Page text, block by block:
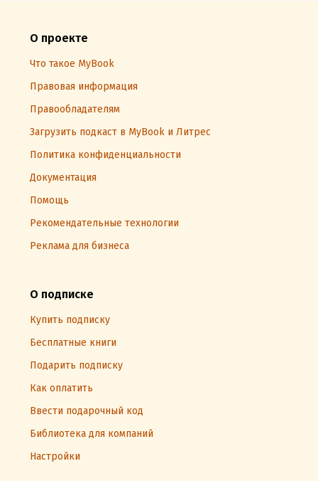
О проекте
Что такое MyBook
Правовая информация
Правообладателям
Загрузить подкаст в MyBook и Литрес
Политика конфиденциальности
Документация
Помощь
Рекомендательные технологии
Реклама для бизнеса
О подписке
Купить подписку
Бесплатные книги
Подарить подписку
Как оплатить
Ввести подарочный код
Библиотека для компаний
Настройки